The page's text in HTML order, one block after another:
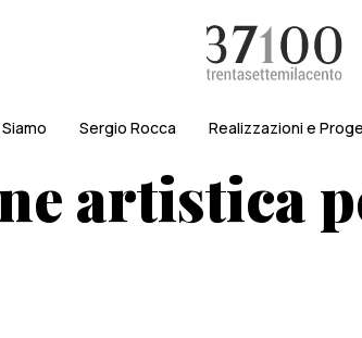
Sergio Rocca Realizzazioni e
artistica